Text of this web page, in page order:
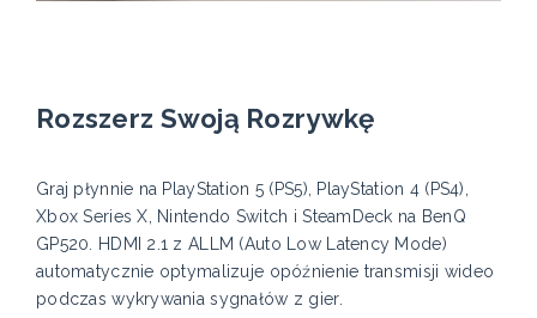
Rozszerz Swoją Rozrywkę
Graj płynnie na PlayStation 5 (PS5), PlayStation 4 (PS4),
Xbox Series X, Nintendo Switch i SteamDeck na BenQ
GP520. HDMI 2.1 z ALLM (Auto Low Latency Mode)
automatycznie optymalizuje opóźnienie transmisji wideo
podczas wykrywania sygnałów z gier.